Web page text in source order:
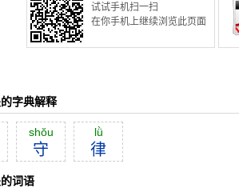
试试手机扫一扫
在你手机上继续浏览此页面
字典解释
shŏu
守
lǜ
律
词语